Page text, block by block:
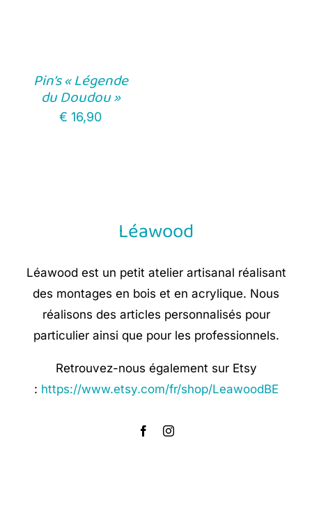
Pin’s « Légende
du Doudou »
€ 16,90
Léawood
Léawood est un petit atelier artisanal réalisant
des montages en bois et en acrylique. Nous
réalisons des articles personnalisés pour
particulier ainsi que pour les professionnels.
Retrouvez-nous également sur Etsy
: https://www.etsy.com/fr/shop/LeawoodBE